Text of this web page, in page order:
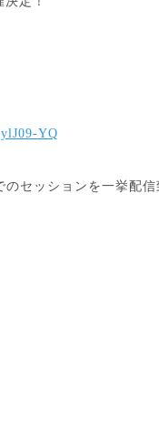
YQ
セッションを一挙配信